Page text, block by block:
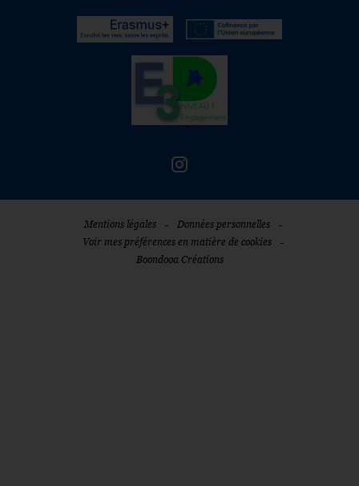
Mentions légales - Données personnelles -
Voir mes préférences en matière de cookies -
Boondooa Créations